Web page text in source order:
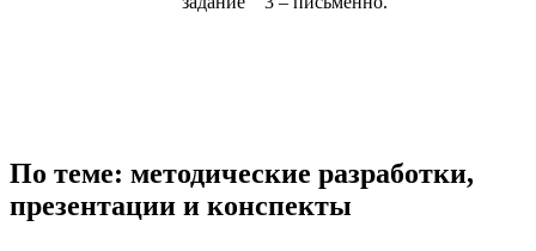
По теме: методические разработки,
презентации и конспекты